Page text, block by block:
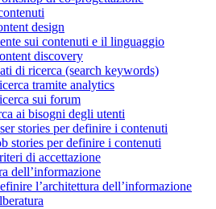
design
sui contenuti e il linguaggio
discovery
di ricerca (search keywords)
tramite analytics
sui forum
ai bisogni degli utenti
stories per definire i contenuti
stories per definire i contenuti
di accettazione
dell’informazione
l’architettura dell’informazione